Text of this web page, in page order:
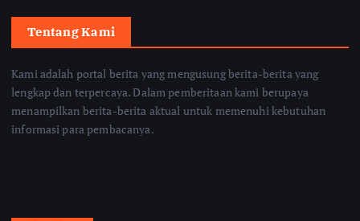
Tentang Kami
Kami adalah portal berita yang mengusung berita-berita yang
lengkap dan terpercaya. Dalam pemberitaan kami berupaya
menampilkan berita-berita aktual untuk memenuhi kebutuhan
informasi para pembacanya.